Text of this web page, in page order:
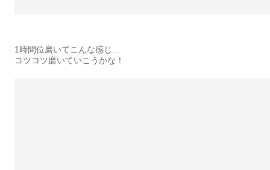
1時間位磨いてこんな感じ...
コツコツ磨いていこうかな！